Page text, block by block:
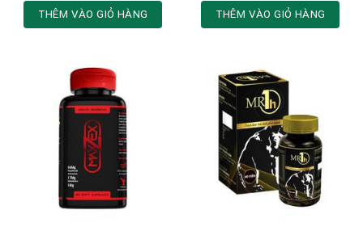
THÊM VÀO GIỎ HÀNG THÊM VÀO GIỎ HÀNG